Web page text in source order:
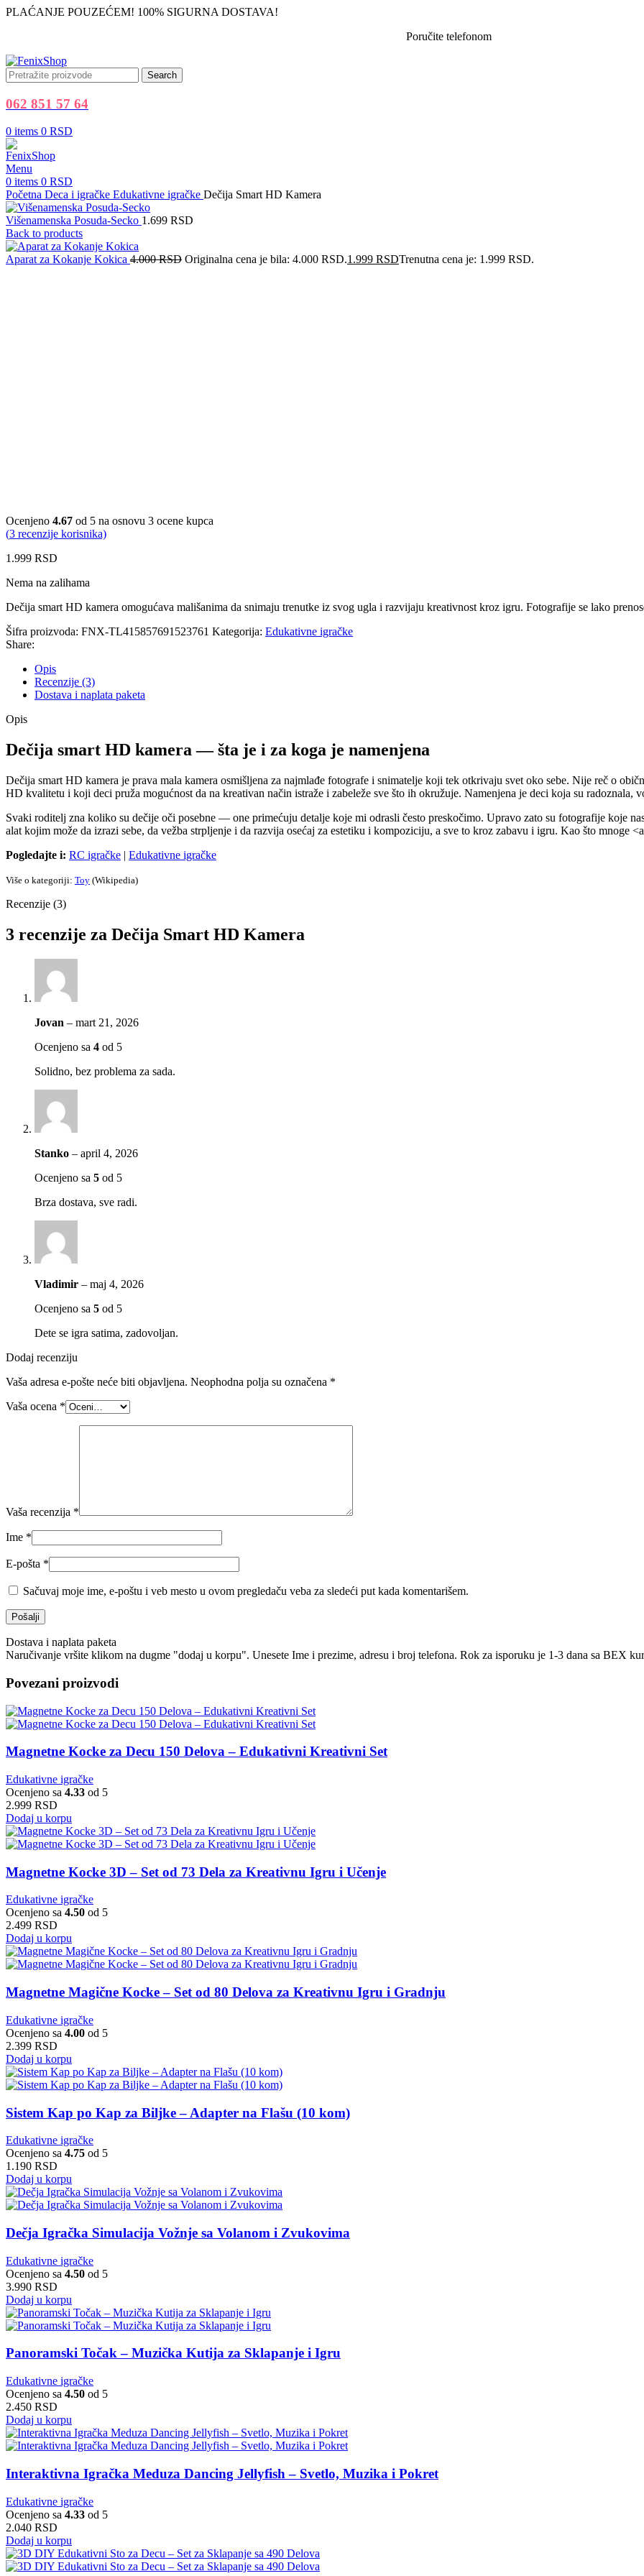
PLAĆANJE POUZEĆEM! 100% SIGURNA DOSTAVA!
Poručite telefonom
Search
062 851 57 64
0 items 0 RSD
Menu
0 items 0 RSD
Početna Deca i igračke Edukativne igračke Dečija Smart HD Kamera
Višenamenska Posuda-Secko 1.699 RSD
Back to products
Aparat za Kokanje Kokica 4.000RSD Originalna cena je bila: 4.000 RSD.1.999 RSDTrenutna cena je: 1.999 RSD.
Ocenjeno 4.67 od 5 na osnovu 3 ocene kupca
(3 recenzije korisnika)
1.999 RSD
Nema na zalihama
Dečija smart HD kamera omogućava mališanima da snimaju trenutke iz svog ugla i razvijaju kreativnost kroz igru. Fotografije se lako
Šifra proizvoda: FNX-TL415857691523761 Kategorija: Edukativne igračke
Share:
Opis
Recenzije (3)
Dostava i naplata paketa
Opis
Dečija smart HD kamera — šta je i za koga je namenjena
Dečija smart HD kamera je prava mala kamera osmišljena za najmlađe fotografe i snimatelje koji tek otkrivaju svet oko sebe. Nije reč o
HD kvalitetu i koji deci pruža mogućnost da na kreativan način istraže i zabelеže sve što ih okružuje. Namenjena je deci koja su radoznala,
Svaki roditelj zna koliko su dečije oči posebne — one primećuju detalje koje mi odrasli često preskočimo. Upravo zato su fotografije koje
alat kojim može da izrazi sebe, da vežba strpljenje i da razvija osećaj za estetiku i kompoziciju, a sve to kroz zabavu i igru. Kao što mnoge
Pogledajte i: RC igračke | Edukativne igračke
Više o kategoriji: Toy (Wikipedia)
Recenzije (3)
3 recenzije za Dečija Smart HD Kamera
Jovan – mart 21, 2026
Ocenjeno sa 4 od 5
Solidno, bez problema za sada.
Stanko – april 4, 2026
Ocenjeno sa 5 od 5
Brza dostava, sve radi.
Vladimir – maj 4, 2026
Ocenjeno sa 5 od 5
Dete se igra satima, zadovoljan.
Dodaj recenziju
Vaša adresa e-pošte neće biti objavljena. Neophodna polja su označena *
Vaša ocena *
Vaša recenzija *
Ime *
E-pošta *
Sačuvaj moje ime, e-poštu i veb mesto u ovom pregledaču veba za sledeći put kada komentarišem.
Dostava i naplata paketa
Naručivanje vršite klikom na dugme "dodaj u korpu". Unesete Ime i prezime, adresu i broj telefona. Rok za isporuku je 1-3 dana sa BEX
Povezani proizvodi
Magnetne Kocke za Decu 150 Delova – Edukativni Kreativni Set
Edukativne igračke
Ocenjeno sa 4.33 od 5
2.999 RSD
Dodaj u korpu
Magnetne Kocke 3D – Set od 73 Dela za Kreativnu Igru i Učenje
Edukativne igračke
Ocenjeno sa 4.50 od 5
2.499 RSD
Dodaj u korpu
Magnetne Magične Kocke – Set od 80 Delova za Kreativnu Igru i Gradnju
Edukativne igračke
Ocenjeno sa 4.00 od 5
2.399 RSD
Dodaj u korpu
Sistem Kap po Kap za Biljke – Adapter na Flašu (10 kom)
Edukativne igračke
Ocenjeno sa 4.75 od 5
1.190 RSD
Dodaj u korpu
Dečja Igračka Simulacija Vožnje sa Volanom i Zvukovima
Edukativne igračke
Ocenjeno sa 4.50 od 5
3.990 RSD
Dodaj u korpu
Panoramski Točak – Muzička Kutija za Sklapanje i Igru
Edukativne igračke
Ocenjeno sa 4.50 od 5
2.450 RSD
Dodaj u korpu
Interaktivna Igračka Meduza Dancing Jellyfish – Svetlo, Muzika i Pokret
Edukativne igračke
Ocenjeno sa 4.33 od 5
2.040 RSD
Dodaj u korpu